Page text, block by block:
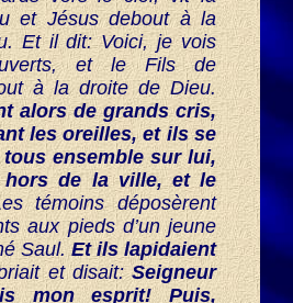
et Jésus debout à la
Et il dit: Voici, je vois
et le Fils de
à la droite de Dieu.
alors de grands cris,
les oreilles, et ils se
ensemble sur lui,
hors de la ville, et le
témoins déposèrent
aux pieds d’un jeune
Saul.Et ils lapidaient
et disait:Seigneur
mon esprit! Puis,